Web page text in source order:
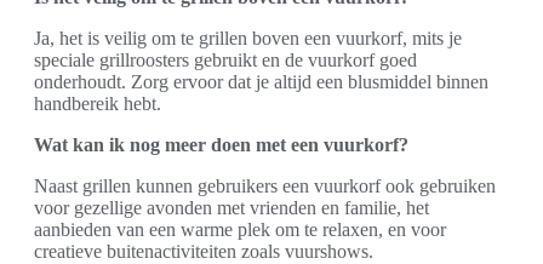
Ja, het is veilig om te grillen boven een vuurkorf, mits je
speciale grillroosters gebruikt en de vuurkorf goed
onderhoudt. Zorg ervoor dat je altijd een blusmiddel binnen
handbereik hebt.
Wat kan ik nog meer doen met een vuurkorf?
Naast grillen kunnen gebruikers een vuurkorf ook gebruiken
voor gezellige avonden met vrienden en familie, het
aanbieden van een warme plek om te relaxen, en voor
creatieve buitenactiviteiten zoals vuurshows.